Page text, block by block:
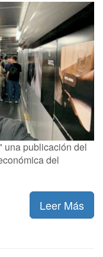
una publicación del
del
Leer Más